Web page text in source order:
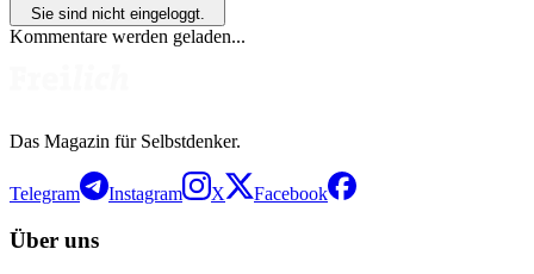
Sie sind nicht eingeloggt.
Kommentare werden geladen...
Das Magazin für Selbstdenker.
Telegram Instagram X Facebook
Über uns